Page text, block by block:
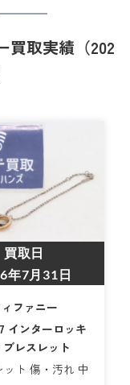
買取実績（202
買取日
年7月31日
ファニー
インターロッキ
ブレスレット
ット 傷・汚れ 中